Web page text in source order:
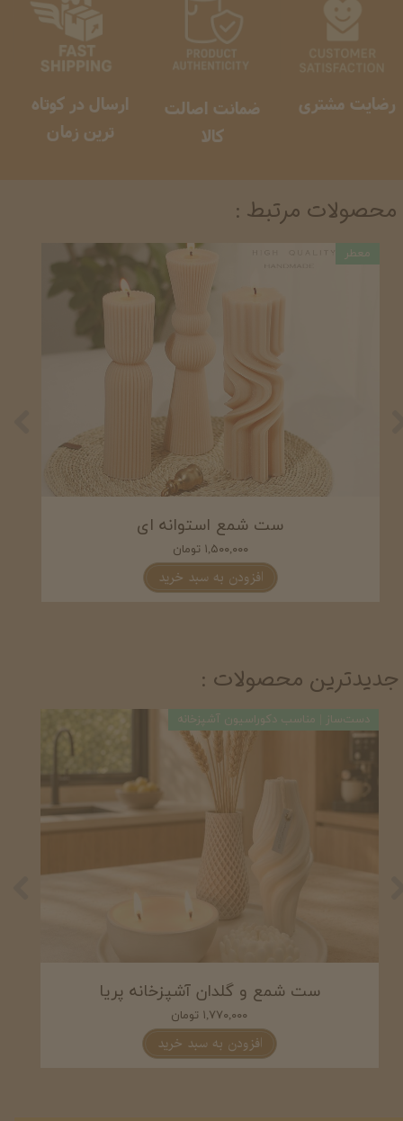
ارسال در کوتاه
ترین زمان
رضایت مشتری
ضمانت اصالت
کالا
ست شمع استوانه ای
۱,۵۰۰,۰۰۰ تومان
افزودن به سبد خرید
معطر
محصولات مرتبط :
ست شمع و گلدان آشپزخانه پریا
۱,۷۷۰,۰۰۰ تومان
افزودن به سبد خرید
دست‌ساز | مناسب دکوراسیون آشپزخانه
جدیدترین محصولات :